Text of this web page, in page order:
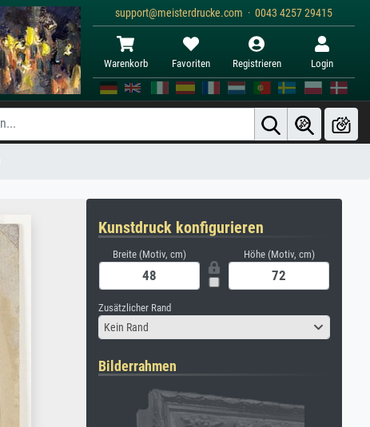
support@meisterdrucke.com · 0043 4257 29415
Warenkorb Favoriten Registrieren Login
Kunstdruck konfigurieren
Breite (Motiv, cm) Höhe (Motiv, cm)
Zusätzlicher Rand
Kein Rand
Bilderrahmen